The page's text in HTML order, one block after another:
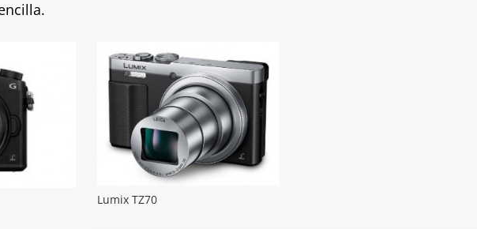
Lumix TZ70